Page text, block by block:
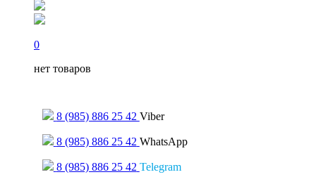
0
нет товаров
8 (985) 886 25 42 Viber
8 (985) 886 25 42 WhatsApp
8 (985) 886 25 42 Telegram